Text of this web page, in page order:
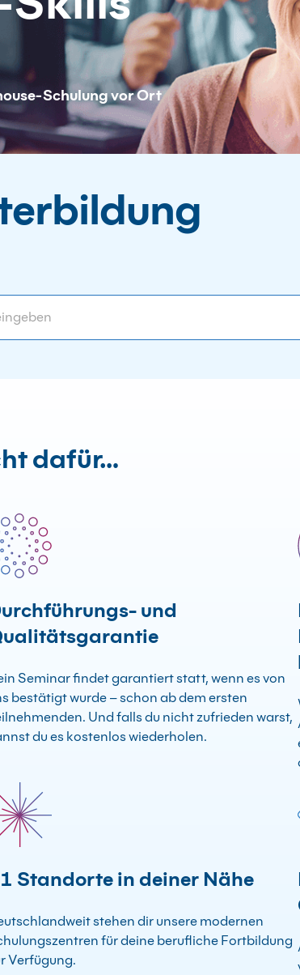
Schulung vor Ort
dafür…
und
Seminar findet garantiert statt, wenn es von
bestätigt wurde – schon ab dem ersten
Und falls du nicht zufrieden warst,
du es kostenlos wiederholen.
Standorte in deiner Nähe
stehen dir unsere modernen
für deine berufliche Fortbildung
Verfügung.